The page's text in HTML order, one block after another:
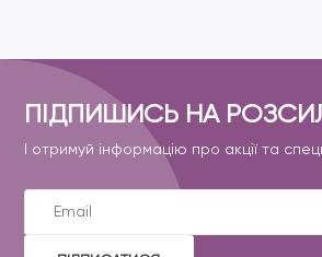
ПІДПИШИСЬ НА
І отримуй інформацію про акції та